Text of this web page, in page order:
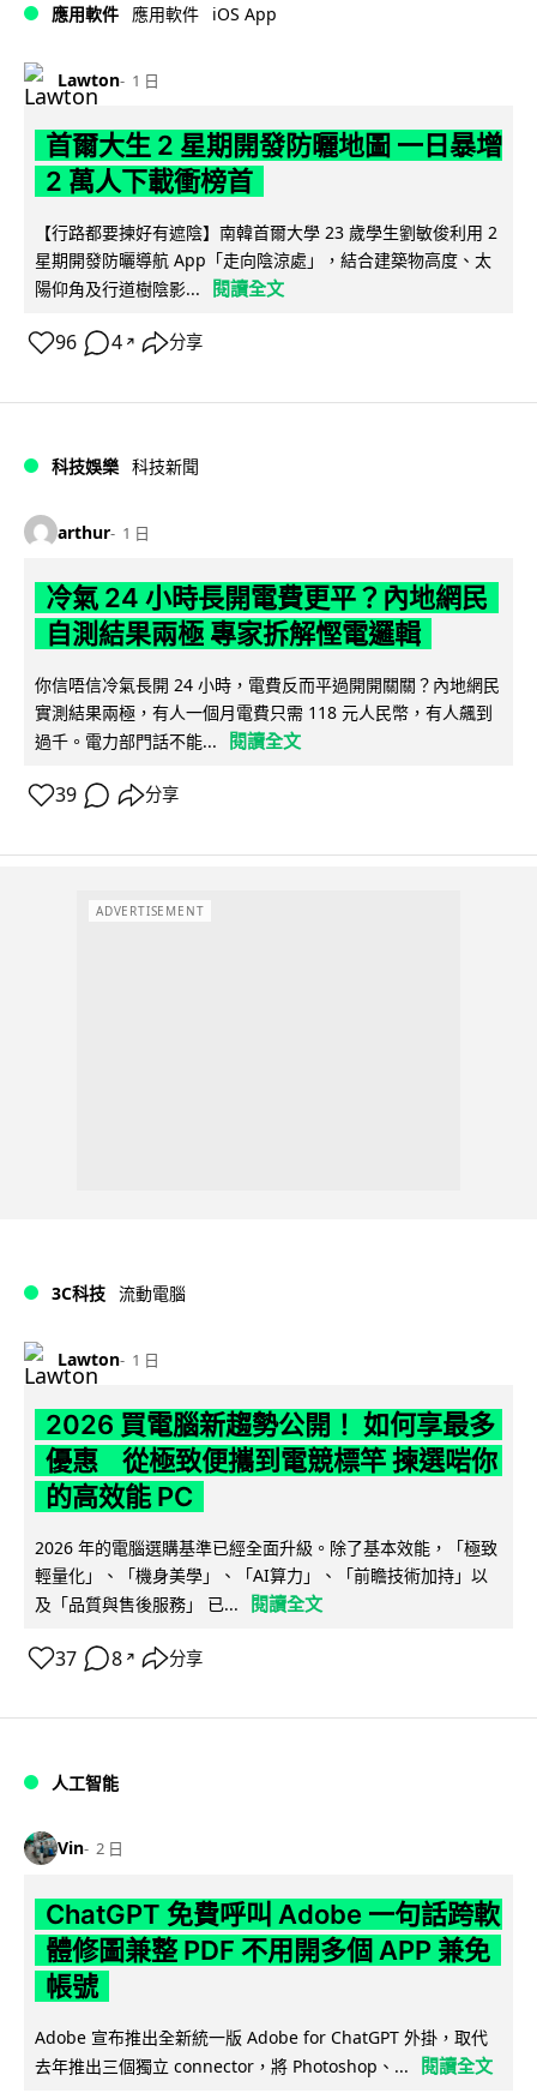
應用軟件 應用軟件 iOS App
Lawton 1 日
首爾大生 2 星期開發防曬地圖 一日暴增
2 萬人下載衝榜首
【行路都要揀好有遮陰】南韓首爾大學 23 歲學生劉敏俊利用 2
星期開發防曬導航 App「走向陰涼處」，結合建築物高度、太
陽仰角及行道樹陰影...
閱讀全文
96 4 ↗ 分享
科技娛樂 科技新聞
arthur 1 日
冷氣 24 小時長開電費更平？內地網民
自測結果兩極 專家拆解慳電邏輯
你信唔信冷氣長開 24 小時，電費反而平過開開關關？內地網民
實測結果兩極，有人一個月電費只需 118 元人民幣，有人飆到
過千。電力部門話不能...
閱讀全文
39 分享
ADVERTISEMENT
3C科技 流動電腦
Lawton 1 日
2026 買電腦新趨勢公開！ 如何享最多
優惠 從極致便攜到電競標竿 揀選啱你
的高效能 PC
2026 年的電腦選購基準已經全面升級。除了基本效能，「極致
輕量化」、「機身美學」、「AI算力」、「前瞻技術加持」以
及「品質與售後服務」 已...
閱讀全文
37 8 ↗ 分享
人工智能
Vin 2 日
ChatGPT 免費呼叫 Adobe 一句話跨軟
體修圖兼整 PDF 不用開多個 APP 兼免
帳號
Adobe 宣布推出全新統一版 Adobe for ChatGPT 外掛，取代
去年推出三個獨立 connector，將 Photoshop、...
閱讀全文